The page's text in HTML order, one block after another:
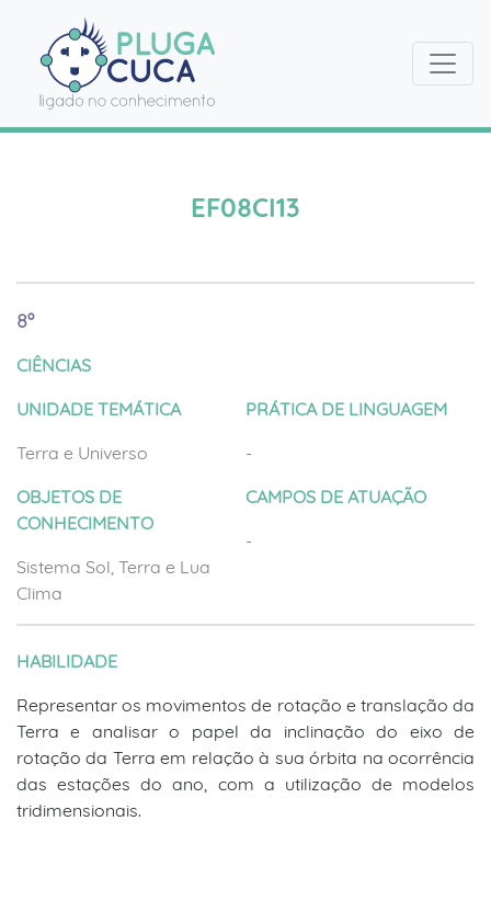
EF08CI13
8º
CIÊNCIAS
UNIDADE TEMÁTICA
Terra e Universo
OBJETOS DE
CONHECIMENTO
Sistema Sol, Terra e Lua
Clima
PRÁTICA DE LINGUAGEM
-
CAMPOS DE ATUAÇÃO
-
HABILIDADE
Representar os movimentos de rotação e translação da
Terra e analisar o papel da inclinação do eixo de
rotação da Terra em relação à sua órbita na ocorrência
das estações do ano, com a utilização de modelos
tridimensionais.